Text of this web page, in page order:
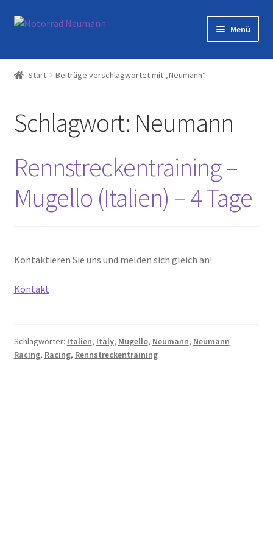
Zur
Zum
Menü
Startseite
Veranstaltungen
Werkstatt
Start Beiträge verschlagwortet mit „Neumann“
Schlagwort: Neumann
Rennstreckentraining –
Mugello (Italien) – 4 Tage
Kontaktieren Sie uns und melden sich gleich an!
Kontakt
Schlagwörter: Italien, Italy, Mugello, Neumann, Neumann
Racing, Racing, Rennstreckentraining